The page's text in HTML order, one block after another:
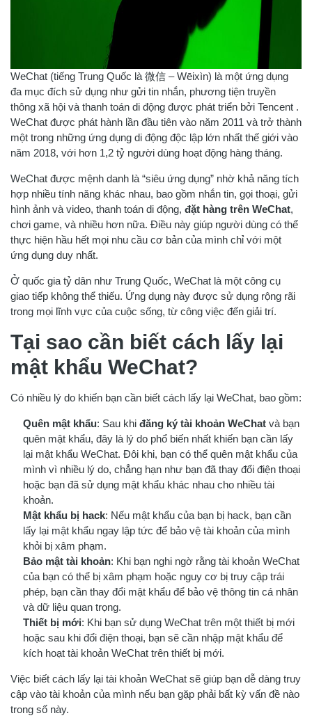
WeChat (tiếng Trung Quốc là 微信 – Wēixìn) là một ứng dụng
đa mục đích sử dụng như gửi tin nhắn, phương tiện truyền
thông xã hội và thanh toán di động được phát triển bởi Tencent .
WeChat được phát hành lần đầu tiên vào năm 2011 và trở thành
một trong những ứng dụng di động độc lập lớn nhất thế giới vào
năm 2018, với hơn 1,2 tỷ người dùng hoạt động hàng tháng.
WeChat được mệnh danh là “siêu ứng dụng” nhờ khả năng tích
hợp nhiều tính năng khác nhau, bao gồm nhắn tin, gọi thoại, gửi
hình ảnh và video, thanh toán di động, đặt hàng trên WeChat,
chơi game, và nhiều hơn nữa. Điều này giúp người dùng có thể
thực hiện hầu hết mọi nhu cầu cơ bản của mình chỉ với một
ứng dụng duy nhất.
Ở quốc gia tỷ dân như Trung Quốc, WeChat là một công cụ
giao tiếp không thể thiếu. Ứng dụng này được sử dụng rộng rãi
trong mọi lĩnh vực của cuộc sống, từ công việc đến giải trí.
Tại sao cần biết cách lấy lại
mật khẩu WeChat?
Có nhiều lý do khiến bạn cần biết cách lấy lại WeChat, bao gồm:
Quên mật khẩu: Sau khi đăng ký tài khoản WeChat và bạn
quên mật khẩu, đây là lý do phổ biến nhất khiến bạn cần lấy
lại mật khẩu WeChat. Đôi khi, bạn có thể quên mật khẩu của
mình vì nhiều lý do, chẳng hạn như bạn đã thay đổi điện thoại
hoặc bạn đã sử dụng mật khẩu khác nhau cho nhiều tài
khoản.
Mật khẩu bị hack: Nếu mật khẩu của bạn bị hack, bạn cần
lấy lại mật khẩu ngay lập tức để bảo vệ tài khoản của mình
khỏi bị xâm phạm.
Bảo mật tài khoản: Khi bạn nghi ngờ rằng tài khoản WeChat
của bạn có thể bị xâm phạm hoặc nguy cơ bị truy cập trái
phép, bạn cần thay đổi mật khẩu để bảo vệ thông tin cá nhân
và dữ liệu quan trọng.
Thiết bị mới: Khi bạn sử dụng WeChat trên một thiết bị mới
hoặc sau khi đổi điện thoại, bạn sẽ cần nhập mật khẩu để
kích hoạt tài khoản WeChat trên thiết bị mới.
Việc biết cách lấy lại tài khoản WeChat sẽ giúp bạn dễ dàng truy
cập vào tài khoản của mình nếu bạn gặp phải bất kỳ vấn đề nào
trong số này.